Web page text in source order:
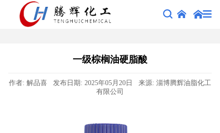
一级棕榈油硬脂酸
作者: 解品喜 发布日期: 2025年05月20日 来源: 淄博腾辉油脂化工
有限公司